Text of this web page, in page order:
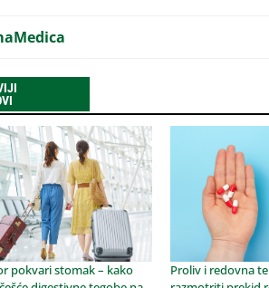
pokvari stomak – kako
Proliv i redovna